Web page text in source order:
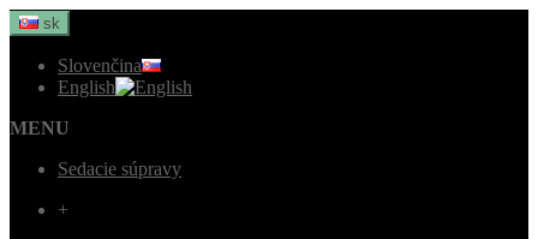
sk
Slovenčina
English
MENU
Sedacie súpravy
+